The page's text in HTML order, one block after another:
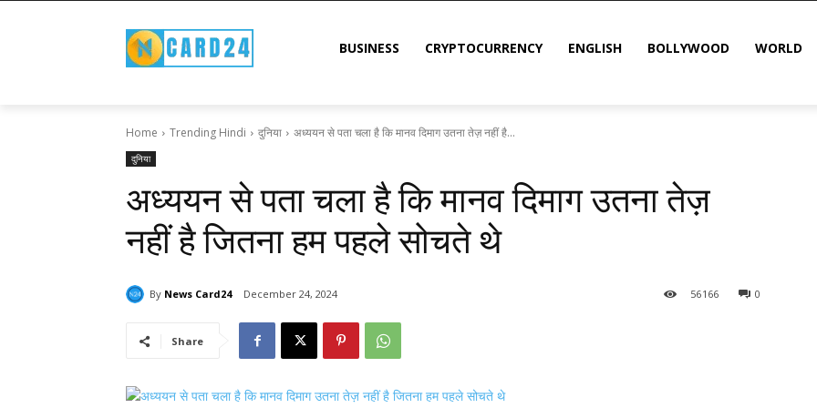
BUSINESS CRYPTOCURRENCY ENGLISH BOLLYWOOD WORLD
Home Trending Hindi दुनिया अध्ययन से पता चला है कि मानव दिमाग उतना तेज़ नहीं है...
दुनिया
अध्ययन से पता चला है कि मानव दिमाग उतना तेज़
नहीं है जितना हम पहले सोचते थे
By News Card24 December 24, 2024 0
56166
Share